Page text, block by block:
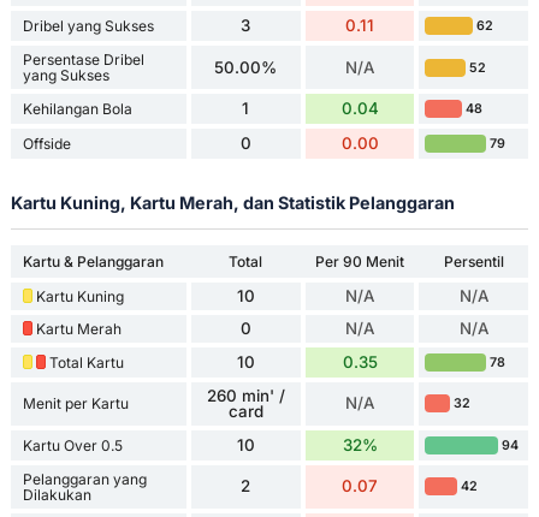
Dribel yang Sukses 3 0.11 62
Persentase Dribel
yang Sukses
50.00% N/A 52
Kehilangan Bola 1 0.04 48
Offside 0 0.00 79
Kartu Kuning, Kartu Merah, dan Statistik Pelanggaran
Kartu & Pelanggaran Total Per 90 Menit
Persentil
Kartu Kuning
10 N/A N/A
Kartu Merah 0 N/A N/A
Total Kartu 10 0.35 78
Menit per Kartu
260 min' /
card
N/A 32
Kartu Over 0.5 10 32% 94
Pelanggaran yang
Dilakukan
2 0.07 42